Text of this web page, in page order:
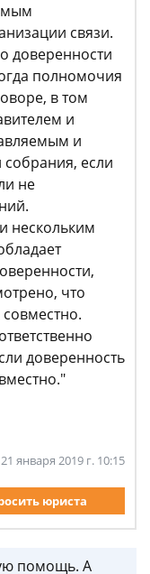
связи.
доверенности
полномочия
в том
и
и
если
не
нескольким
что
доверенность
21 января 2019 г. 10:15
юриста
помощь. А